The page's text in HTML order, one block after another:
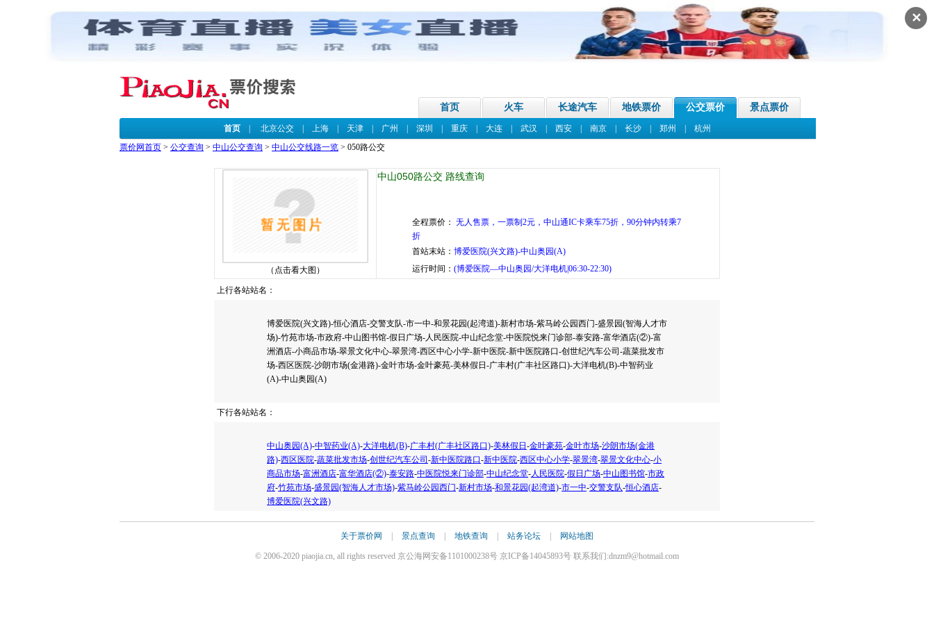
✕
首页 火车 长途汽车 地铁票价 公交票价 景点票价
首页| 北京公交| 上海| 天津| 广州 深圳 重庆| 大连| 武汉 西安| 南京| 长沙| 郑州
杭州
票价网首页 > 公交查询 > 中山公交查询 > 中山公交线路一览 > 050路公交
（点击看大图）
中山050路公交 路线查询
全程票价： 无人售票，一票制2元，中山通IC卡乘车75折，90分钟内转乘7
折
首站末站： 博爱医院(兴文路)-中山奥园(A)
运行时间： (博爱医院—中山奥园/大洋电机|06:30-22:30)
上行各站站名：
博爱医院(兴文路)-恒心酒店-交警支队-市一中-和景花园(起湾道)-新村市场-紫马岭公园西门-盛景园(智海人才市
场)-竹苑市场-市政府-中山图书馆-假日广场-人民医院-中山纪念堂-中医院悦来门诊部-泰安路-富华酒店(②)-富
洲酒店-小商品市场-翠景文化中心-翠景湾-西区中心小学-新中医院-新中医院路口-创世纪汽车公司-蔬菜批发市
场-西区医院-沙朗市场(金港路)-金叶市场-金叶豪苑-美林假日-广丰村(广丰社区路口)-大洋电机(B)-中智药业
(A)-中山奥园(A)
下行各站站名：
中山奥园(A)-中智药业(A)-大洋电机(B)-广丰村(广丰社区路口)-美林假日 -金叶豪苑-金叶市场-沙朗市场(金港
路)-西区医院-蔬菜批发市场-创世纪汽车公司 -新中医院路口-新中医院-西区中心小学-翠景湾-翠景文化中心-小
商品市场-富洲酒店-富华酒店(②)-泰安路-中医院悦来门诊部-中山纪念堂-人民医院-假日广场-中山图书馆-市政
府-竹苑市场-盛景园(智海人才市场)-紫马岭公园西门-新村市场-和景花园(起湾道)-市一中-交警支队-恒心酒店-
博爱医院(兴文路)
关于票价网 景点查询 地铁查询 站务论坛 网站地图
© 2006-2020 piaojia.cn, all rights reserved 京公海网安备1101000238号 京ICP备14045893号 联系我们:dnzm9@hotmail.com